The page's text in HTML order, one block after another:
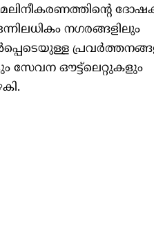
നഗരങ്ങളിലും
സേവന ഔട്ട്‌ലെറ്റുകളും